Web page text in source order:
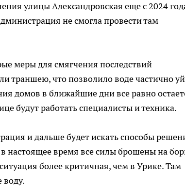
улицы Александровская еще с 2024
не смогла провести там
меры для смягчения последствий
траншею, что позволило воде частично
домов в ближайшие дни все равно
будут работать специалисты и техника.
и дальше будет искать способы
настоящее время все силы брошены на
более критичная, чем в Урике. Там